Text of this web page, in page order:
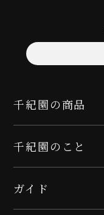
千紀園の商品
千紀園のこと
ガイド